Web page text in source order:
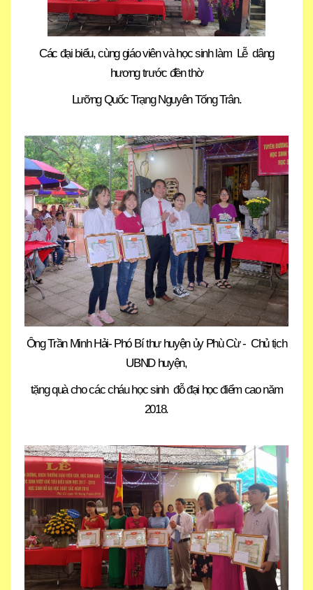
Các đại biểu, cùng giáo viên và học sinh làm Lễ dâng
hương trước đền thờ
Lưỡng Quốc Trạng Nguyên Tống Trân.
Ông Trần Minh Hải- Phó Bí thư huyện ủy Phù Cừ - Chủ tịch
UBND huyện,
tặng quà cho các cháu học sinh đỗ đại học điểm cao năm
2018.